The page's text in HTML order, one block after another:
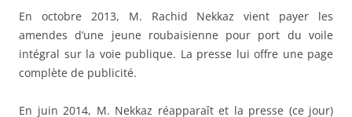
En octobre 2013, M. Rachid Nekkaz vient payer les
amendes d’une jeune roubaisienne pour port du voile
intégral sur la voie publique. La presse lui offre une page
complète de publicité.
En juin 2014, M. Nekkaz réapparaît et la presse (ce jour)